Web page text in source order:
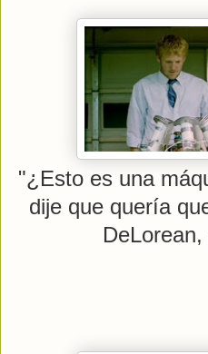
"¿Esto es una
dije que quería